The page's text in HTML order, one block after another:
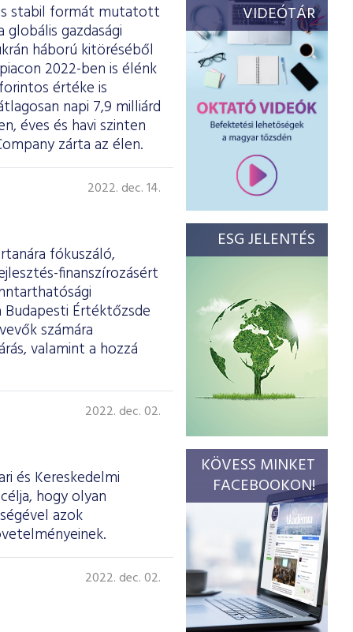
stabil formát mutatott
globális gazdasági
háború kitöréséből
2022-ben is élénk
értéke is
napi 7,9 milliárd
éves és havi szinten
zárta az élen.
2022. dec. 14.
fókuszáló,
finanszírozásért
Értéktőzsde
számára
valamint a hozzá
2022. dec. 02.
és Kereskedelmi
hogy olyan
azok
2022. dec. 02.
VIDEÓTÁR
ESG JELENTÉS
KÖVESS MINKET
FACEBOOKON!